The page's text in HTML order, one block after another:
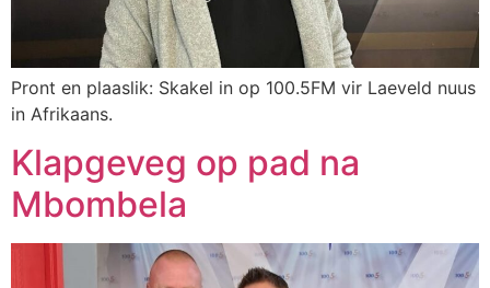
Pront en plaaslik: Skakel in op 100.5FM vir Laeveld nuus
in Afrikaans.
Klapgeveg op pad na
Mbombela